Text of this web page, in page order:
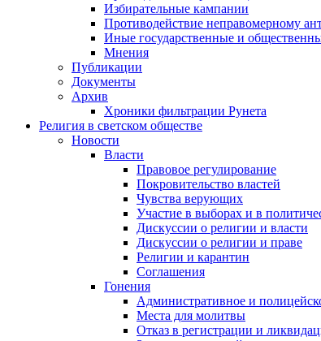
Избирательные кампании
Противодействие неправомерному
Иные государственные и
Мнения
Публикации
Документы
Архив
Хроники фильтрации Рунета
Религия в светском обществе
Новости
Власти
Правовое регулирование
Покровительство властей
Чувства верующих
Участие в выборах и в
Дискуссии о религии и власти
Дискуссии о религии и праве
Религии и карантин
Соглашения
Гонения
Административное и
Места для молитвы
Отказ в регистрации и